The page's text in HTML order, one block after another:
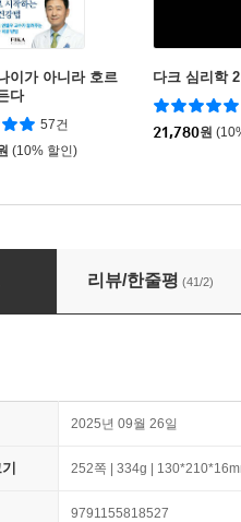
이가 아니라 호르
다
57건
(10% 할인)
다크 심리학 2
21,780원
리뷰/한줄평 (41/2)
2025년 09월 26일
252쪽 | 334g |
9791155818527